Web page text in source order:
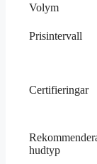
Volym
Prisintervall
Certifieringar
hudtyp